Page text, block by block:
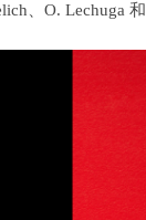
O. Lechuga 和